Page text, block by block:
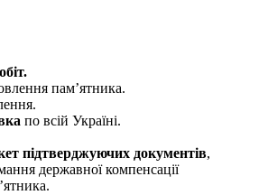
памʼятника.
по всій Україні.
підтверджуючих документів,
державної компенсації